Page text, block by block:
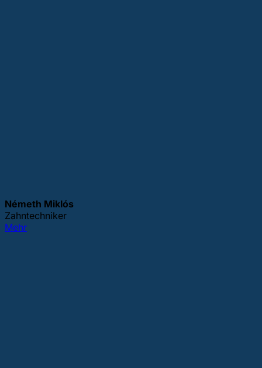
Németh Miklós
Zahntechniker
Mehr